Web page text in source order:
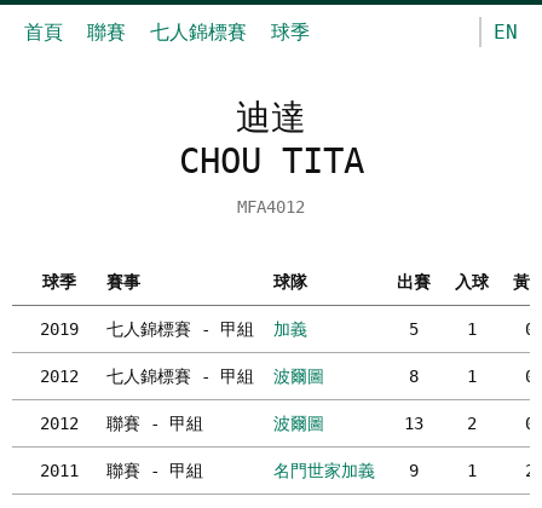
首頁 聯賽 七人錦標賽 球季 EN
迪達
CHOU TITA
MFA4012
球季 賽事 球隊 出賽 入球 黃
2019 七人錦標賽 - 甲組 加義 5 1 0
2012 七人錦標賽 - 甲組 波爾圖 8 1 0
2012 聯賽 - 甲組 波爾圖 13 2 0
2011 聯賽 - 甲組 名門世家加義 9 1 2